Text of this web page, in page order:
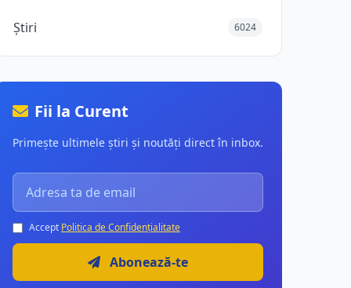
Știri 6024
Fii la Curent
Primește ultimele știri și noutăți direct în inbox.
Accept Politica de Confidențialitate
Abonează-te